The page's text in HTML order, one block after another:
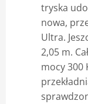
tryska
nowa,
Ultra.
2,05 m.
mocy 300